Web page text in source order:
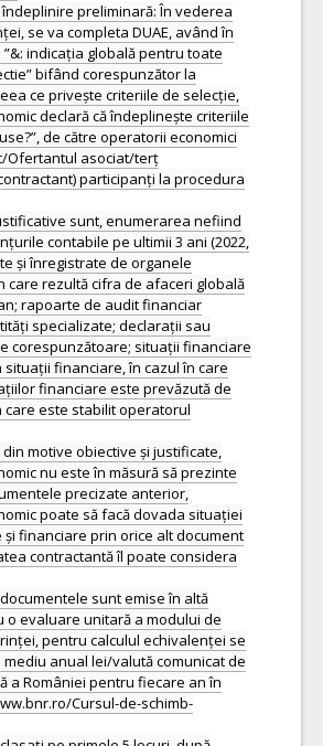
preliminară: În vederea
se va completa DUAE, având în
indicația globală pentru toate
bifând corespunzător la
ce privește criteriile de selecție,
declară că îndeplinește criteriile
de către operatorii economici
Ofertantul asociat/terț
participanți la procedura
sunt, enumerarea nefiind
contabile pe ultimii 3 ani (2022,
și înregistrate de organele
care rezultă cifra de afaceri globală
rapoarte de audit financiar
specializate; declarații sau
corespunzătoare; situații financiare
financiare, în cazul în care
financiare este prevăzută de
care este stabilit operatorul
din motive obiective și justificate,
nu este în măsură să prezinte
precizate anterior,
poate să facă dovada situației
și financiare prin orice alt document
contractantă îl poate considera
sunt emise în altă
o evaluare unitară a modului de
pentru calculul echivalenței se
anual lei/valută comunicat de
a României pentru fiecare an în
Cursul-de-schimb-